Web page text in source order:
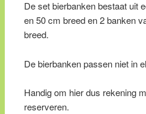
De set bierbanken bestaat uit
en 50 cm breed en 2 banken
breed.
De bierbanken passen niet in
Handig om hier dus rekening
reserveren.